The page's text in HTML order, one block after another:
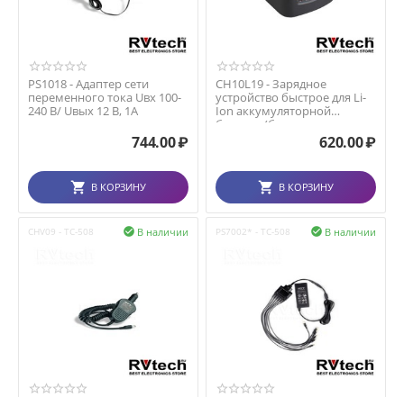
PS1018 - Адаптер сети
переменного тока Uвх 100-
240 В/ Uвых 12 В, 1А
744.00₽
В КОРЗИНУ
CH10L19 - Зарядное
устройство быстрое для Li-
Ion аккумуляторной
батареи (без сетевого а...
620.00₽
В КОРЗИНУ
CHV09 - TC-508 В наличии
 PS7002* - TC-508 В наличии
